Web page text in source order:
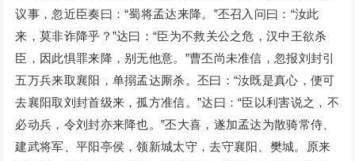
议事，忽近臣奏曰：“蜀将孟达来降。”丕召入问曰：“汝此
来，莫非诈降乎？”达曰：“臣为不救关公之危，汉中王欲杀
臣，因此惧罪来降，别无他意。”曹丕尚未准信，忽报刘封引
五万兵来取襄阳，单搦孟达厮杀。丕曰：“汝既是真心，便可
去襄阳取刘封首级来，孤方准信。”达曰：“臣以利害说之，不
必动兵，令刘封亦来降也。”丕大喜，遂加孟达为散骑常侍、
建武将军、平阳亭侯，领新城太守，去守襄阳、樊城。原来